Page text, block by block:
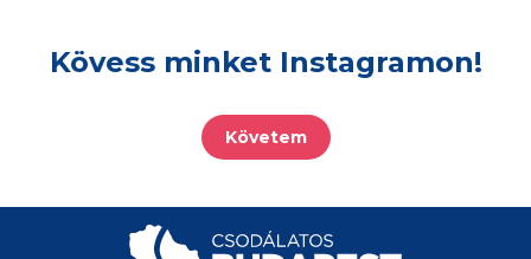
Kövess minket Instagramon!
Követem